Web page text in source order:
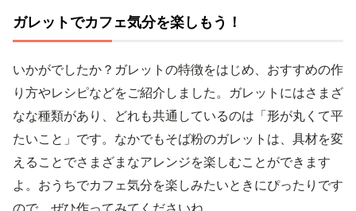
ガレットでカフェ気分を楽しもう！
いかがでしたか？ガレットの特徴をはじめ、おすすめの作
り方やレシピなどをご紹介しました。ガレットにはさまざ
なな種類があり、どれも共通しているのは「形が丸くて平
たいこと」です。なかでもそば粉のガレットは、具材を変
えることでさまざまなアレンジを楽しむことができます
よ。おうちでカフェ気分を楽しみたいときにぴったりです
ので、ぜひ作ってみてくださいね。